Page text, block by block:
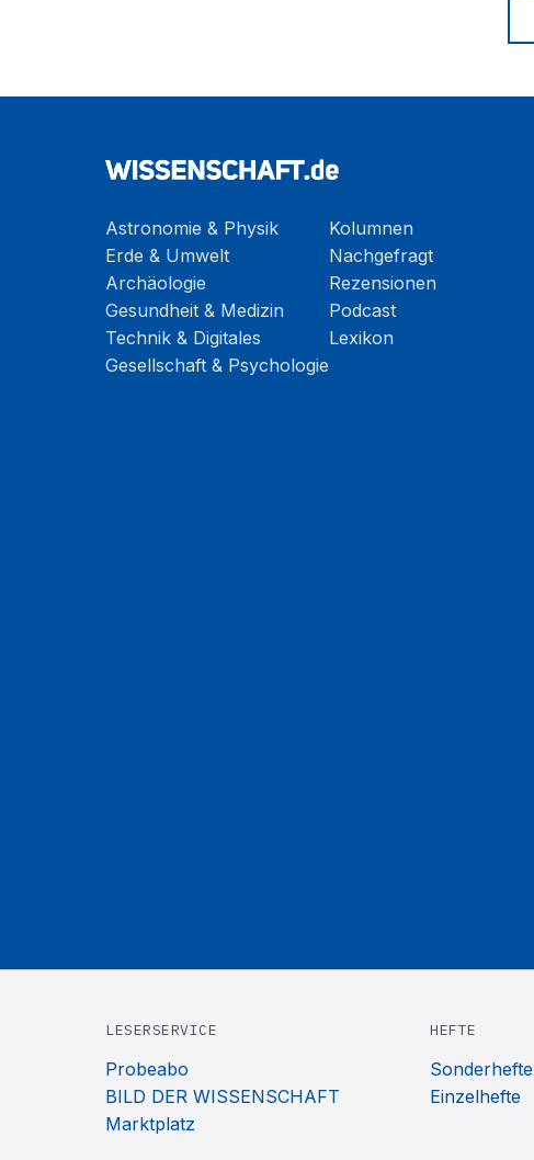
Astronomie & Physik
Erde & Umwelt
Archäologie
Gesundheit & Medizin
Technik & Digitales
Gesellschaft & Psychologie
Kolumnen
Nachgefragt
Rezensionen
Podcast
Lexikon
LESERSERVICE
Probeabo
BILD DER WISSENSCHAFT
Marktplatz
HEFTE
Sonderhefte
Einzelhefte